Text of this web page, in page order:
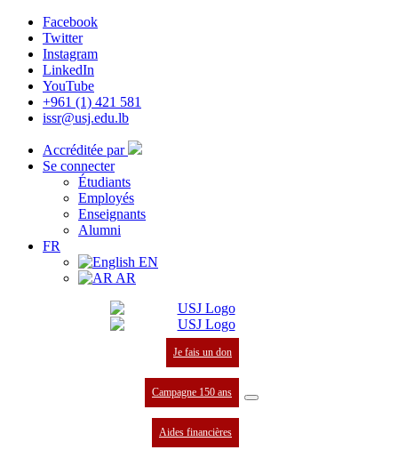
Facebook
Twitter
Instagram
LinkedIn
YouTube
+961 (1) 421 581
issr@usj.edu.lb
Accréditée par
Se connecter
Étudiants
Employés
Enseignants
Alumni
FR
EN
AR
Je fais un don
Campagne 150 ans
Aides financières